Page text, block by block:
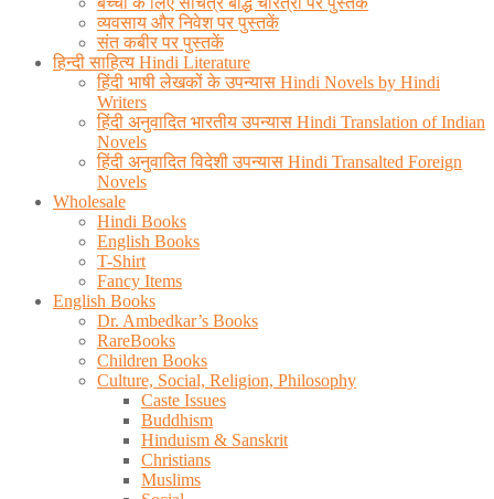
व्यवसाय और निवेश पर पुस्तकें
संत कबीर पर पुस्तकें
हिन्दी साहित्य Hindi Literature
हिंदी भाषी लेखकों के उपन्यास Hindi Novels by Hindi
Writers
हिंदी अनुवादित भारतीय उपन्यास Hindi Translation of Indian
Novels
हिंदी अनुवादित विदेशी उपन्यास Hindi Transalted Foreign
Novels
Wholesale
Hindi Books
English Books
T-Shirt
Fancy Items
English Books
Dr. Ambedkar’s Books
RareBooks
Children Books
Culture, Social, Religion, Philosophy
Caste Issues
Buddhism
Hinduism & Sanskrit
Christians
Muslims